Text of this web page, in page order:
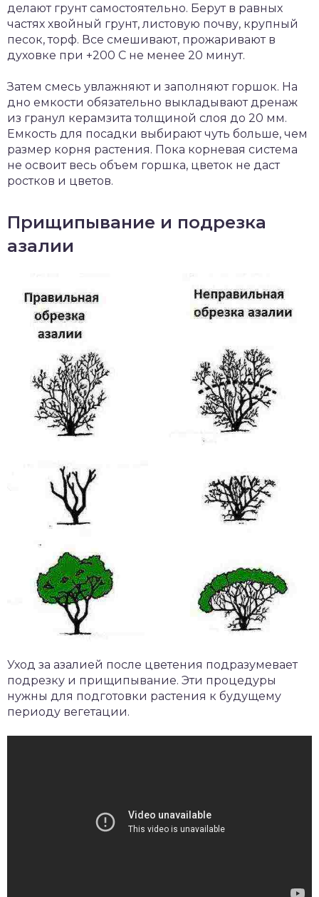
делают грунт самостоятельно. Берут в равных
частях хвойный грунт, листовую почву, крупный
песок, торф. Все смешивают, прожаривают в
духовке при +200 С не менее 20 минут.
Затем смесь увлажняют и заполняют горшок. На
дно емкости обязательно выкладывают дренаж
из гранул керамзита толщиной слоя до 20 мм.
Емкость для посадки выбирают чуть больше, чем
размер корня растения. Пока корневая система
не освоит весь объем горшка, цветок не даст
ростков и цветов.
Прищипывание и подрезка
азалии
Уход за азалией после цветения подразумевает
подрезку и прищипывание. Эти процедуры
нужны для подготовки растения к будущему
периоду вегетации.